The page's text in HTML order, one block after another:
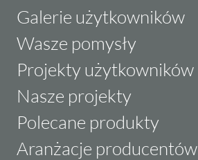
Galerie użytkowników
Wasze pomysły
Projekty użytkowników
Nasze projekty
Polecane produkty
Aranżacje producentów